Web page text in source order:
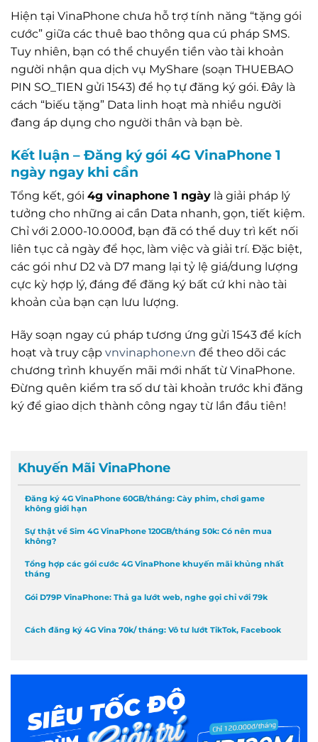
Hiện tại VinaPhone chưa hỗ trợ tính năng “tặng gói
cước” giữa các thuê bao thông qua cú pháp SMS.
Tuy nhiên, bạn có thể chuyển tiền vào tài khoản
người nhận qua dịch vụ MyShare (soạn THUEBAO
PIN SO_TIEN gửi 1543) để họ tự đăng ký gói. Đây là
cách “biếu tặng” Data linh hoạt mà nhiều người
đang áp dụng cho người thân và bạn bè.
Kết luận – Đăng ký gói 4G VinaPhone 1
ngày ngay khi cần
Tổng kết, gói 4g vinaphone 1 ngày là giải pháp lý
tưởng cho những ai cần Data nhanh, gọn, tiết kiệm.
Chỉ với 2.000-10.000đ, bạn đã có thể duy trì kết nối
liên tục cả ngày để học, làm việc và giải trí. Đặc biệt,
các gói như D2 và D7 mang lại tỷ lệ giá/dung lượng
cực kỳ hợp lý, đáng để đăng ký bất cứ khi nào tài
khoản của bạn cạn lưu lượng.
Hãy soạn ngay cú pháp tương ứng gửi 1543 để kích
hoạt và truy cập vnvinaphone.vn để theo dõi các
chương trình khuyến mãi mới nhất từ VinaPhone.
Đừng quên kiểm tra số dư tài khoản trước khi đăng
ký để giao dịch thành công ngay từ lần đầu tiên!
Khuyến Mãi VinaPhone
Đăng ký 4G VinaPhone 60GB/tháng: Cày phim, chơi game
không giới hạn
Sự thật về Sim 4G VinaPhone 120GB/tháng 50k: Có nên mua
không?
Tổng hợp các gói cước 4G VinaPhone khuyến mãi khủng nhất
tháng
Gói D79P VinaPhone: Thả ga lướt web, nghe gọi chỉ với 79k
Cách đăng ký 4G Vina 70k/ tháng: Vô tư lướt TikTok, Facebook